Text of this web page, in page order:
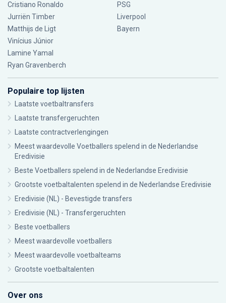
Cristiano Ronaldo
Jurriën Timber
Matthijs de Ligt
Vinícius Júnior
Lamine Yamal
Ryan Gravenberch
PSG
Liverpool
Bayern
Populaire top lijsten
Laatste voetbaltransfers
Laatste transfergeruchten
Laatste contractverlengingen
Meest waardevolle Voetballers spelend in de Nederlandse
Eredivisie
Beste Voetballers spelend in de Nederlandse Eredivisie
Grootste voetbaltalenten spelend in de Nederlandse Eredivisie
Eredivisie (NL) - Bevestigde transfers
Eredivisie (NL) - Transfergeruchten
Beste voetballers
Meest waardevolle voetballers
Meest waardevolle voetbalteams
Grootste voetbaltalenten
Over ons